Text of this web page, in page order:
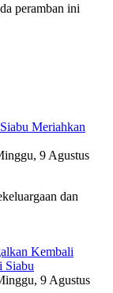
peramban ini
Meriahkan
9 Agustus
dan
Kembali
Siabu
9 Agustus